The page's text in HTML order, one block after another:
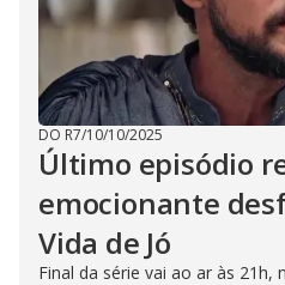
DO R7/10/10/2025
Último episódio
emocionante
Vida de Jó
Final da série vai ao ar às 21h,